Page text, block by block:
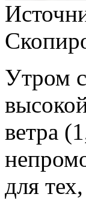
Утром
ветра
для